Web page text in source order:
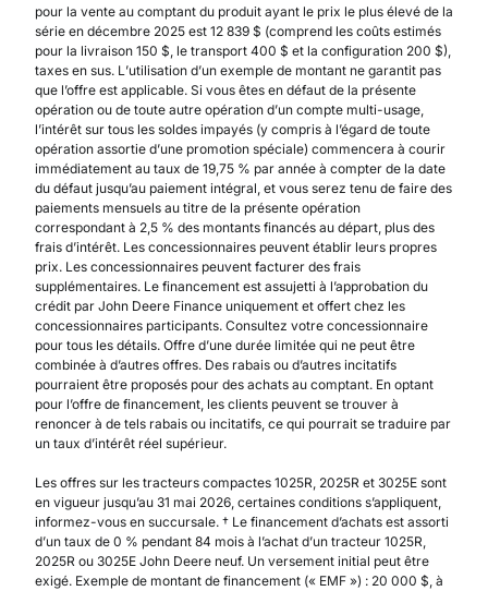
pour la vente au comptant du produit ayant le prix le plus élevé de la
série en décembre 2025 est 12 839 $ (comprend les coûts estimés
pour la livraison 150 $, le transport 400 $ et la configuration 200 $),
taxes en sus. L’utilisation d’un exemple de montant ne garantit pas
que l’offre est applicable. Si vous êtes en défaut de la présente
opération ou de toute autre opération d’un compte multi-usage,
l’intérêt sur tous les soldes impayés (y compris à l’égard de toute
opération assortie d’une promotion spéciale) commencera à courir
immédiatement au taux de 19,75 % par année à compter de la date
du défaut jusqu’au paiement intégral, et vous serez tenu de faire des
paiements mensuels au titre de la présente opération
correspondant à 2,5 % des montants financés au départ, plus des
frais d’intérêt. Les concessionnaires peuvent établir leurs propres
prix. Les concessionnaires peuvent facturer des frais
supplémentaires. Le financement est assujetti à l’approbation du
crédit par John Deere Finance uniquement et offert chez les
concessionnaires participants. Consultez votre concessionnaire
pour tous les détails. Offre d’une durée limitée qui ne peut être
combinée à d’autres offres. Des rabais ou d’autres incitatifs
pourraient être proposés pour des achats au comptant. En optant
pour l’offre de financement, les clients peuvent se trouver à
renoncer à de tels rabais ou incitatifs, ce qui pourrait se traduire par
un taux d’intérêt réel supérieur.
Les offres sur les tracteurs compactes 1025R, 2025R et 3025E sont
en vigueur jusqu’au 31 mai 2026, certaines conditions s’appliquent,
informez-vous en succursale. † Le financement d’achats est assorti
d’un taux de 0 % pendant 84 mois à l’achat d’un tracteur 1025R,
2025R ou 3025E John Deere neuf. Un versement initial peut être
exigé. Exemple de montant de financement (« EMF ») : 20 000 $, à